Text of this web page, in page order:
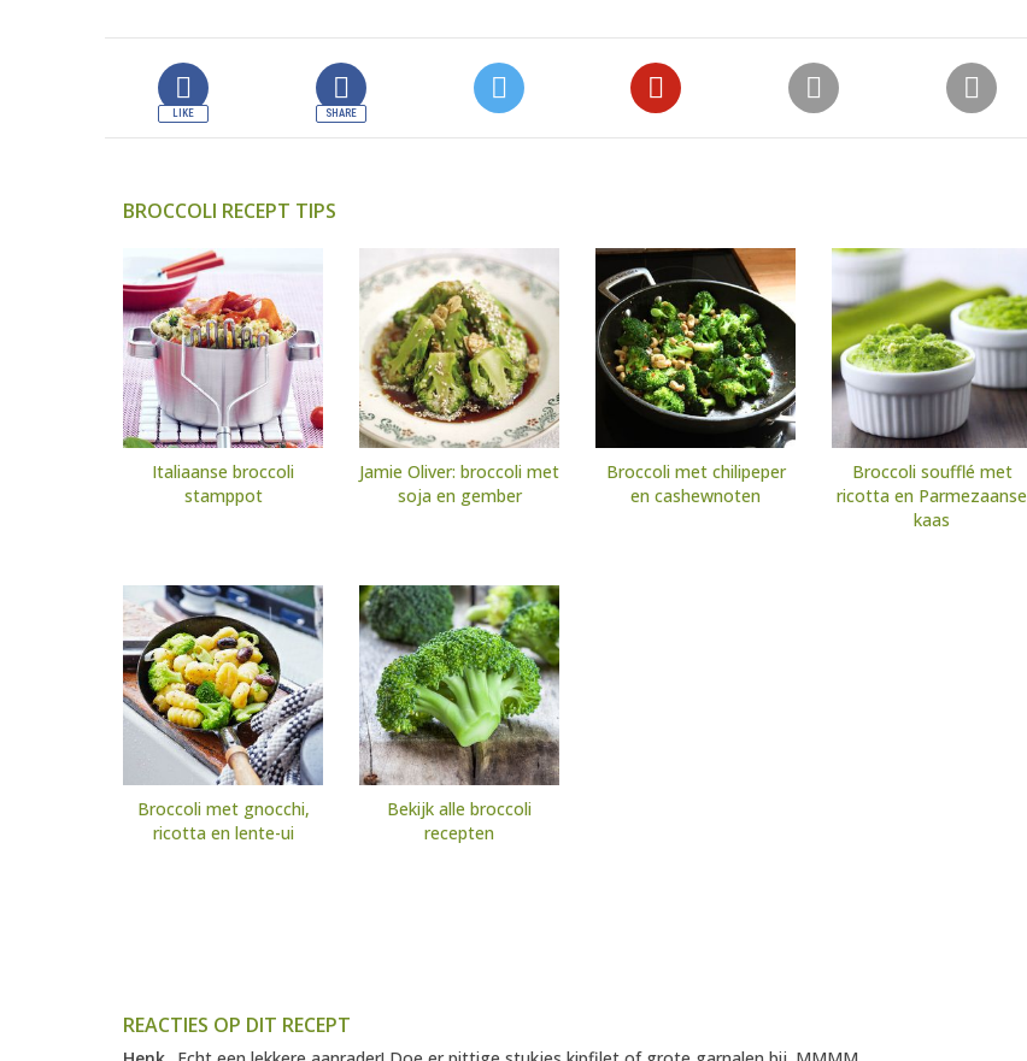
BROCCOLI RECEPT TIPS
Italiaanse broccoli
stamppot
Jamie Oliver: broccoli met
soja en gember
Broccoli met chilipeper
en cashewnoten
Broccoli soufflé met
ricotta en Parmezaanse
kaas
Broccoli met gnocchi,
ricotta en lente-ui
Bekijk alle broccoli
recepten
REACTIES OP DIT RECEPT